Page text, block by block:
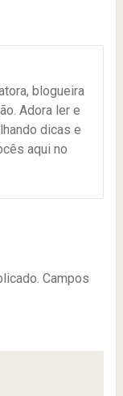
blogueira
Adora ler e
dicas e
aqui no
Campos